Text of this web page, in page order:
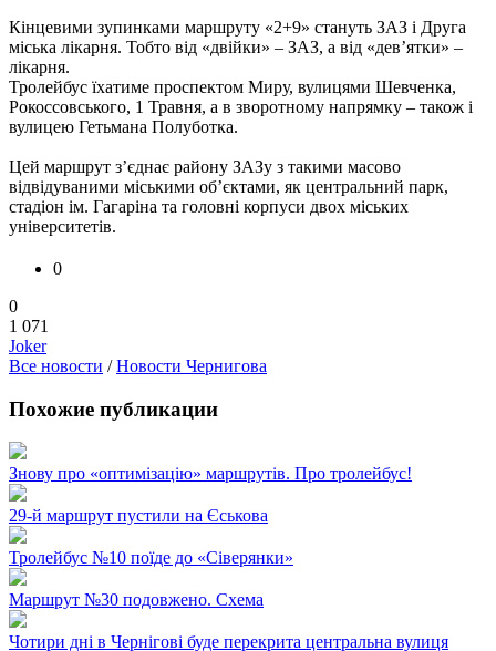
Кінцевими зупинками маршруту «2+9» стануть ЗАЗ і Друга
міська лікарня. Тобто від «двійки» – ЗАЗ, а від «дев’ятки» –
лікарня.
Тролейбус їхатиме проспектом Миру, вулицями Шевченка,
Рокоссовського, 1 Травня, а в зворотному напрямку – також і
вулицею Гетьмана Полуботка.
Цей маршрут з’єднає району ЗАЗу з такими масово
відвідуваними міськими об’єктами, як центральний парк,
стадіон ім. Гагаріна та головні корпуси двох міських
університетів.
0
0
1 071
Joker
Все новости /Новости Чернигова
Похожие публикации
Знову про «оптимізацію» маршрутів. Про тролейбус!
29-й маршрут пустили на Єськова
Тролейбус №10 поїде до «Сіверянки»
Маршрут №30 подовжено. Схема
Чотири дні в Чернігові буде перекрита центральна вулиця